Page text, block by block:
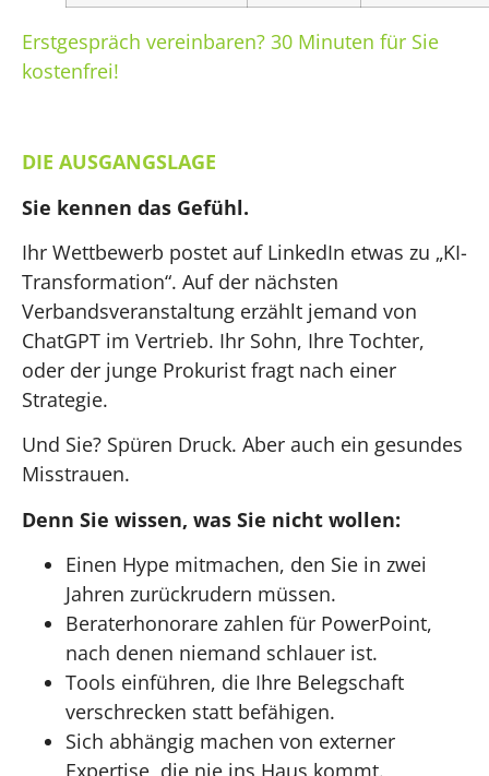
Erstgespräch vereinbaren? 30 Minuten für Sie
kostenfrei!
DIE AUSGANGSLAGE
Sie kennen das Gefühl.
Ihr Wettbewerb postet auf LinkedIn etwas zu „KI-
Transformation“. Auf der nächsten
Verbandsveranstaltung erzählt jemand von
ChatGPT im Vertrieb. Ihr Sohn, Ihre Tochter,
oder der junge Prokurist fragt nach einer
Strategie.
Und Sie? Spüren Druck. Aber auch ein gesundes
Misstrauen.
Denn Sie wissen, was Sie nicht wollen:
Einen Hype mitmachen, den Sie in zwei
Jahren zurückrudern müssen.
Beraterhonorare zahlen für PowerPoint,
nach denen niemand schlauer ist.
Tools einführen, die Ihre Belegschaft
verschrecken statt befähigen.
Sich abhängig machen von externer
Expertise, die nie ins Haus kommt.